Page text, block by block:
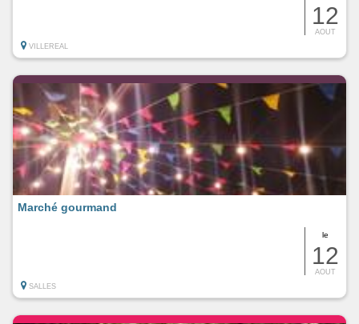
12
AOUT
VILLEREAL
le
12
AOUT
Marché gourmand
SALLES